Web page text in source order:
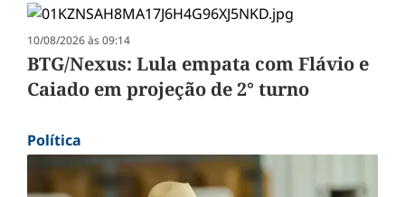
10/08/2026 às 09:14
BTG/Nexus: Lula empata com Flávio e
Caiado em projeção de 2° turno
Política